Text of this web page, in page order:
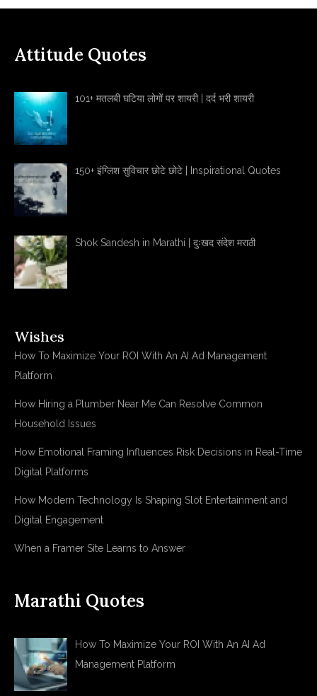
Attitude Quotes
101+ मतलबी घटिया लोगों पर शायरी | दर्द भरी शायरी
150+ इंग्लिश सुविचार छोटे छोटे | Inspirational Quotes
Shok Sandesh in Marathi | दुःखद संदेश मराठी
Wishes
How To Maximize Your ROI With An AI Ad Management
Platform
How Hiring a Plumber Near Me Can Resolve Common
Household Issues
How Emotional Framing Influences Risk Decisions in Real-Time
Digital Platforms
How Modern Technology Is Shaping Slot Entertainment and
Digital Engagement
When a Framer Site Learns to Answer
Marathi Quotes
How To Maximize Your ROI With An AI Ad
Management Platform